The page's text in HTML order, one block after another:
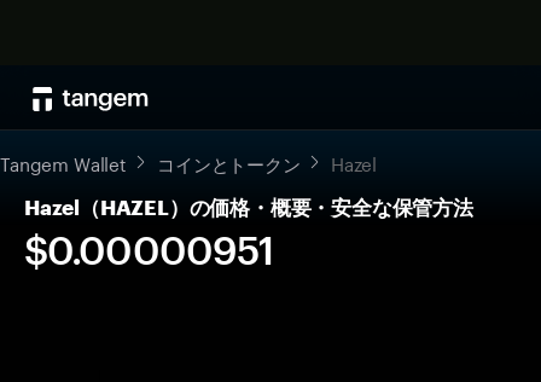
Tangem Wallet コインとトークン Hazel
Hazel（HAZEL）の価格・概要・安全な保管方法
$0.00000951